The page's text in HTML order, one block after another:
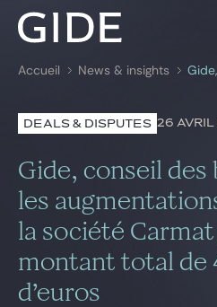
Rechercher par
Avocats
Expertises
Global
News &
Accueil News & insights
DEALS & DISPUTES 26
Gide, conseil des
les
la société
montant total de
d’euros